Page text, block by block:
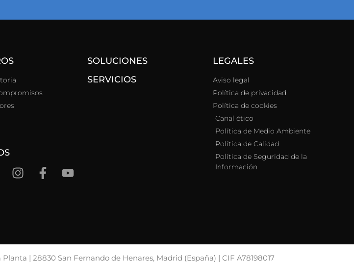
SOLUCIONES
SERVICIOS
LEGALES
Aviso legal
Política de privacidad
Política de cookies
Canal ético
Política de Medio Ambiente
Política de Calidad
Política de Seguridad de la
Información
| 28830 San Fernando de Henares, Madrid (España) | CIF A78198017